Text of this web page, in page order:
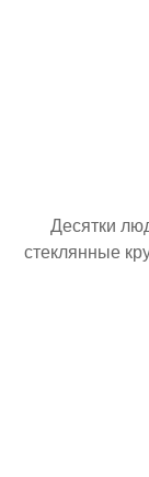
Десятки
стеклянные